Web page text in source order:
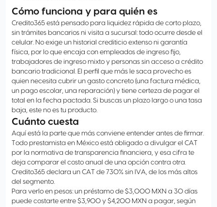
Cómo funciona y para quién es
Credito365 está pensado para liquidez rápida de corto plazo,
sin trámites bancarios ni visita a sucursal: todo ocurre desde el
celular. No exige un historial crediticio extenso ni garantía
física, por lo que encaja con empleados de ingreso fijo,
trabajadores de ingreso mixto y personas sin acceso a crédito
bancario tradicional. El perfil que más le saca provecho es
quien necesita cubrir un gasto concreto (una factura médica,
un pago escolar, una reparación) y tiene certeza de pagar el
total en la fecha pactada. Si buscas un plazo largo o una tasa
baja, este no es tu producto.
Cuánto cuesta
Aquí está la parte que más conviene entender antes de firmar.
Todo prestamista en México está obligado a divulgar el CAT
por la normativa de transparencia financiera, y esa cifra te
deja comparar el costo anual de una opción contra otra.
Credito365 declara un CAT de 730% sin IVA, de los más altos
del segmento.
Para verlo en pesos: un préstamo de $3,000 MXN a 30 días
puede costarte entre $3,900 y $4,200 MXN a pagar, según